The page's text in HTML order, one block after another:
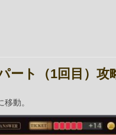
ート（1回目）攻
移動。